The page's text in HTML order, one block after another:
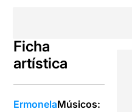
Ficha
artística
ErmonelaMúsicos: